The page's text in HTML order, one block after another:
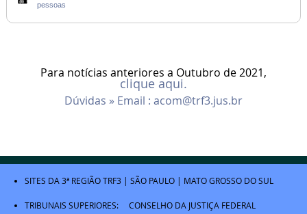
pessoas
Para notícias anteriores a Outubro de 2021,
clique aqui.
Dúvidas » Email : acom@trf3.jus.br
SITES DA 3ª REGIÃOTRF3 | SÃO PAULO | MATO GROSSO DO SUL
TRIBUNAIS SUPERIORES:
CONSELHO DA JUSTIÇA FEDERAL